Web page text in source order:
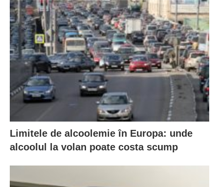
Limitele de alcoolemie în Europa: unde
alcoolul la volan poate costa scump